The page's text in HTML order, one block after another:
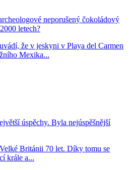
neporušený čokoládový
letech?
že v jeskyni v Playa del Carmen
Mexika...
úspěchy. Byla nejúspěšnější
Británii 70 let. Díky tomu se
krále a...